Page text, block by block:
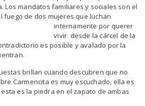
Los mandatos familiares y sociales son el
fuego de dos mujeres que luchan
internamente por querer
vivir desde la cárcel de la
es posible y avalado por la
brillan cuando descubren que no
Carmencita es muy escuchado, ella es
es la piedra en el zapato de ambas